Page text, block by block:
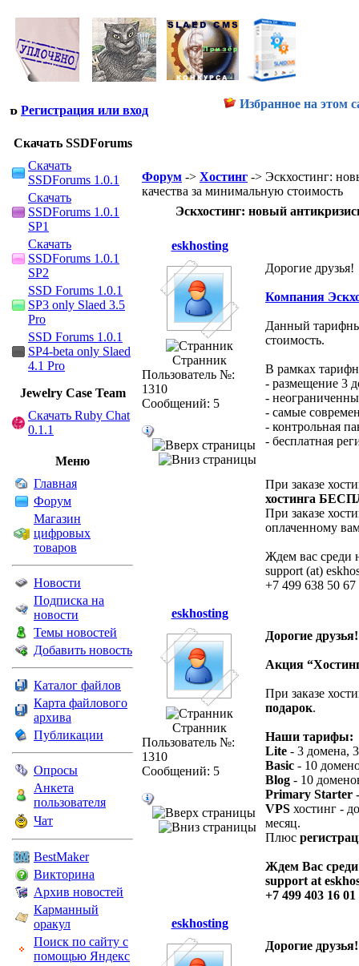
Регистрация или вход Избранное на этом
Скачать SSDForums
Скачать
SSDForums 1.0.1
Скачать
SSDForums 1.0.1
SP1
Скачать
SSDForums 1.0.1
SP2
SSD Forums 1.0.1
SP3 only Slaed 3.5
Pro
SSD Forums 1.0.1
SP4-beta only Slaed
4.1 Pro
Jewelry Сase Team
Скачать Ruby Chat
0.1.1
Меню
Главная
Форум
Магазин
цифровых
товаров
Новости
Подписка на
новости
Темы новостей
Добавить новость
Каталог файлов
Карта файлового
архива
Публикации
Опросы
Анкета
пользователя
Чат
BestMaker
Викторина
Архив новостей
Карманный
оракул
Поиск по сайту с
помощью Яндекс
Форум -> Хостинг -> Эскхостинг:
качества за минимальную стоимость
Эскхостинг: новый
eskhosting
Странник
Пользователь №:
1310
Сообщений: 5
Дорогие друзья!
Компания
Данный
стоимость.
В рамках
- размещение 3
-
- самые
- контрольная
- бесплатная
При заказе
хостинга
При заказе
оплаченному
Ждем вас среди
support (at)
+7 499 638 50 67
eskhosting
Странник
Пользователь №:
1310
Сообщений: 5
Дорогие друзья!
Акция
При заказе
подарок.
Наши тарифы:
Lite - 3 домена,
Basic - 10
Blog - 10
Primary Starter
VPS хостинг -
месяц.
Плюс
Ждем Вас
support at
+7 499 403 16 01
eskhosting
Дорогие друзья!